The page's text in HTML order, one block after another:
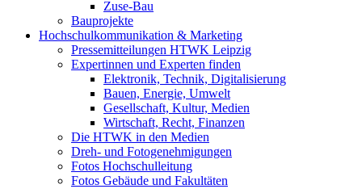
Zuse-Bau
Bauprojekte
Hochschulkommunikation & Marketing
Pressemitteilungen HTWK Leipzig
Expertinnen und Experten finden
Elektronik, Technik, Digitalisierung
Bauen, Energie, Umwelt
Gesellschaft, Kultur, Medien
Wirtschaft, Recht, Finanzen
Die HTWK in den Medien
Dreh- und Fotogenehmigungen
Fotos Hochschulleitung
Fotos Gebäude und Fakultäten